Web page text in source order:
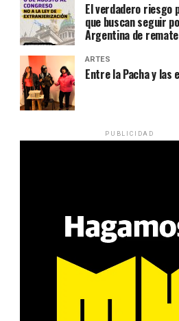
El verdadero riesgo
que buscan seguir
Argentina de remate
ARTES
Entre la Pacha y las
PUBLICIDAD